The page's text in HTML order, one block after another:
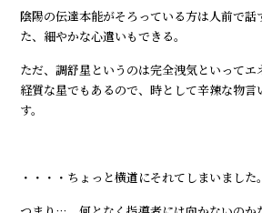
陰陽の伝達本能がそろっている方は人前で話
た、細やかな心遣いもできる。
ただ、調舒星というのは完全洩気といって
経質な星でもあるので、時として辛辣な物言
す。
・・・・ちょっと横道にそれてしまいました。